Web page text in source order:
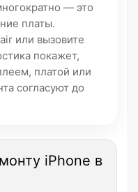
— это
платы.
или вызовите
покажет,
платой или
согласуют до
iPhone в